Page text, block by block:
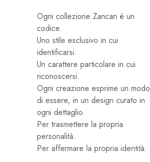
Ogni collezione Zancan è un
codice.
Uno stile esclusivo in cui
identificarsi.
Un carattere particolare in cui
riconoscersi.
Ogni creazione esprime un modo
di essere, in un design curato in
ogni dettaglio.
Per trasmettere la propria
personalità.
Per affermare la propria identità.